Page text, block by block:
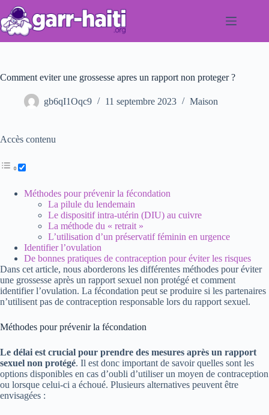
Passer
au
contenu
Comment eviter une grossesse apres un rapport non proteger ?
gb6qI1Oqc9 11 septembre 2023 Maison
Accès contenu
Méthodes pour prévenir la fécondation
La pilule du lendemain
Le dispositif intra-utérin (DIU) au cuivre
La méthode du « retrait »
L’utilisation d’un préservatif féminin en urgence
Identifier l’ovulation
De bonnes pratiques de contraception pour éviter les risques
Dans cet article, nous aborderons les différentes méthodes pour éviter
une grossesse après un rapport sexuel non protégé et comment
identifier l’ovulation. La fécondation peut se produire si les partenaires
n’utilisent pas de contraception responsable lors du rapport sexuel.
Méthodes pour prévenir la fécondation
Le délai est crucial pour prendre des mesures après un rapport
sexuel non protégé. Il est donc important de savoir quelles sont les
options disponibles en cas d’oubli d’utiliser un moyen de contraception
ou lorsque celui-ci a échoué. Plusieurs alternatives peuvent être
envisagées :